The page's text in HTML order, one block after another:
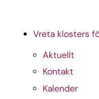
Vreta klosters
Aktuellt
Kontakt
Kalender